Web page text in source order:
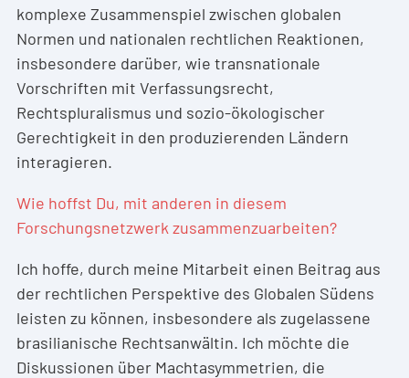
komplexe Zusammenspiel zwischen globalen
Normen und nationalen rechtlichen Reaktionen,
insbesondere darüber, wie transnationale
Vorschriften mit Verfassungsrecht,
Rechtspluralismus und sozio-ökologischer
Gerechtigkeit in den produzierenden Ländern
interagieren.
Wie hoffst Du, mit anderen in diesem
Forschungsnetzwerk zusammenzuarbeiten?
Ich hoffe, durch meine Mitarbeit einen Beitrag aus
der rechtlichen Perspektive des Globalen Südens
leisten zu können, insbesondere als zugelassene
brasilianische Rechtsanwältin. Ich möchte die
Diskussionen über Machtasymmetrien, die